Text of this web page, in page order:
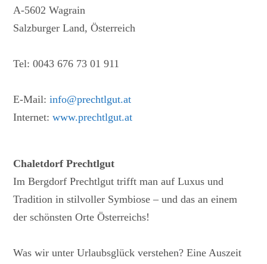
A-5602 Wagrain
Salzburger Land, Österreich
Tel: 0043 676 73 01 911
E-Mail:info@prechtlgut.at
Internet:www.prechtlgut.at
Chaletdorf Prechtlgut
Im Bergdorf Prechtlgut trifft man auf Luxus und
Tradition in stilvoller Symbiose – und das an einem
der schönsten Orte Österreichs!
Was wir unter Urlaubsglück verstehen? Eine Auszeit